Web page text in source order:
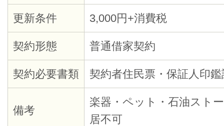
更新条件 3,000円+消費税
契約形態 普通借家契約
契約必要書類 契約者住民票・保証人印
備考
楽器・ペット・石油スト
居不可